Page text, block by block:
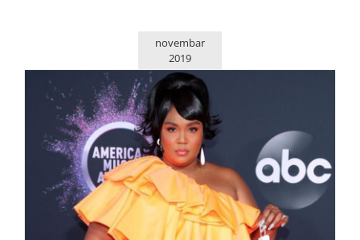
novembar
2019
Ceo svet sada priča o autfitu Lizzo, evo i zašto!
Zvezde